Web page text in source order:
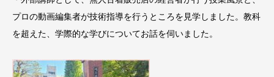
プロの動画編集者が技術指導を行うところを見学しました。教科
を超えた、学際的な学びについてお話を伺いました。